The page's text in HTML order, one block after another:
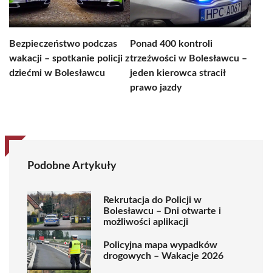
Bezpieczeństwo podczas
wakacji – spotkanie policji z
dziećmi w Bolesławcu
Ponad 400 kontroli
trzeźwości w Bolesławcu –
jeden kierowca stracił
prawo jazdy
Podobne Artykuły
Rekrutacja do Policji w
Bolesławcu – Dni otwarte i
możliwości aplikacji
Policyjna mapa wypadków
drogowych – Wakacje 2026